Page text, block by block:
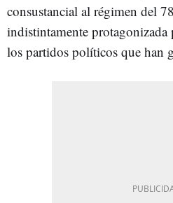
consustancial al régimen del
indistintamente
los partidos políticos que han